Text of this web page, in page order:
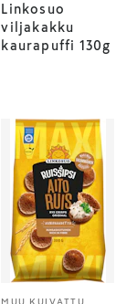
Linkosuo
viljakakku
kaurapuffi 130g
MUU KUIVATTU